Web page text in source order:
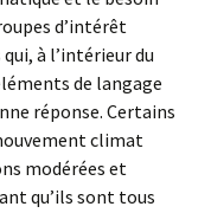
d’intérêt
à l’intérieur du
de langage
réponse. Certains
climat
modérées et
qu’ils sont tous